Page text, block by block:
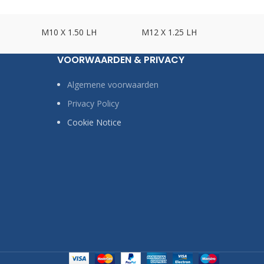
M10 X 1.50 LH M12 X 1.25 LH
VOORWAARDEN & PRIVACY
Algemene voorwaarden
Privacy Policy
Cookie Notice